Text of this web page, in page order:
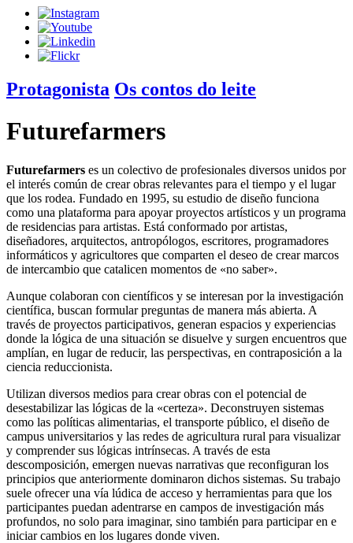
Protagonista Os contos do leite
Futurefarmers
Futurefarmers es un colectivo de profesionales diversos unidos por
el interés común de crear obras relevantes para el tiempo y el lugar
que los rodea. Fundado en 1995, su estudio de diseño funciona
como una plataforma para apoyar proyectos artísticos y un programa
de residencias para artistas. Está conformado por artistas,
diseñadores, arquitectos, antropólogos, escritores, programadores
informáticos y agricultores que comparten el deseo de crear marcos
de intercambio que catalicen momentos de «no saber».
Aunque colaboran con científicos y se interesan por la investigación
científica, buscan formular preguntas de manera más abierta. A
través de proyectos participativos, generan espacios y experiencias
donde la lógica de una situación se disuelve y surgen encuentros que
amplían, en lugar de reducir, las perspectivas, en contraposición a la
ciencia reduccionista.
Utilizan diversos medios para crear obras con el potencial de
desestabilizar las lógicas de la «certeza». Deconstruyen sistemas
como las políticas alimentarias, el transporte público, el diseño de
campus universitarios y las redes de agricultura rural para visualizar
y comprender sus lógicas intrínsecas. A través de esta
descomposición, emergen nuevas narrativas que reconfiguran los
principios que anteriormente dominaron dichos sistemas. Su trabajo
suele ofrecer una vía lúdica de acceso y herramientas para que los
participantes puedan adentrarse en campos de investigación más
profundos, no solo para imaginar, sino también para participar en e
iniciar cambios en los lugares donde viven.